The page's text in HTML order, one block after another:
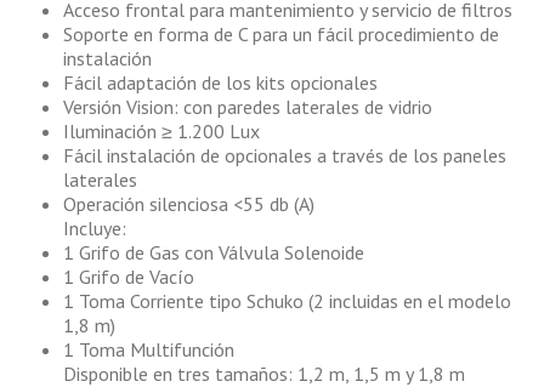
Acceso frontal para mantenimiento y servicio de filtros
Soporte en forma de C para un fácil procedimiento de
instalación
Fácil adaptación de los kits opcionales
Versión Vision: con paredes laterales de vidrio
Iluminación ≥ 1.200 Lux
Fácil instalación de opcionales a través de los paneles
laterales
Operación silenciosa <55 db (A)
Incluye:
1 Grifo de Gas con Válvula Solenoide
1 Grifo de Vacío
1 Toma Corriente tipo Schuko (2 incluidas en el modelo
1,8 m)
1 Toma Multifunción
Disponible en tres tamaños: 1,2 m, 1,5 m y 1,8 m